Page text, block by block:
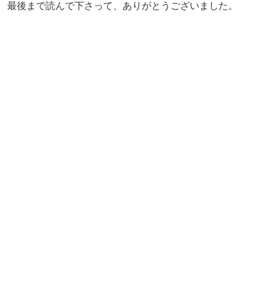
最後まで読んで下さって、ありがとうございました。